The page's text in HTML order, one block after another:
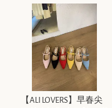
【ALI LOVERS】早春尖